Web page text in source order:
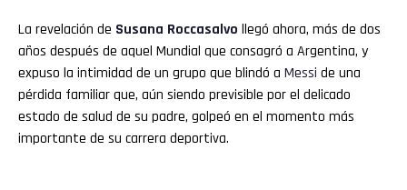
La revelación de Susana Roccasalvo llegó ahora, más de dos
años después de aquel Mundial que consagró a Argentina, y
expuso la intimidad de un grupo que blindó a Messi de una
pérdida familiar que, aún siendo previsible por el delicado
estado de salud de su padre, golpeó en el momento más
importante de su carrera deportiva.